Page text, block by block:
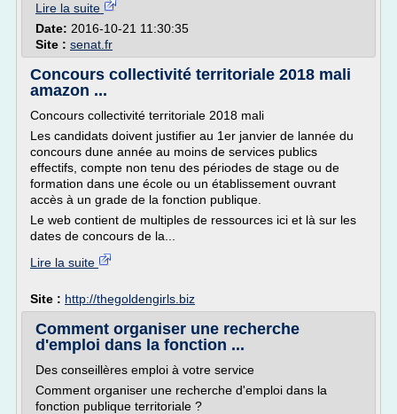
Lire la suite
Date: 2016-10-21 11:30:35
Site : senat.fr
Concours collectivité territoriale 2018 mali
amazon ...
Concours collectivité territoriale 2018 mali
Les candidats doivent justifier au 1er janvier de lannée du
concours dune année au moins de services publics
effectifs, compte non tenu des périodes de stage ou de
formation dans une école ou un établissement ouvrant
accès à un grade de la fonction publique.
Le web contient de multiples de ressources ici et là sur les
dates de concours de la...
Lire la suite
Site : http://thegoldengirls.biz
Comment organiser une recherche
d'emploi dans la fonction ...
Des conseillères emploi à votre service
Comment organiser une recherche d'emploi dans la
fonction publique territoriale ?